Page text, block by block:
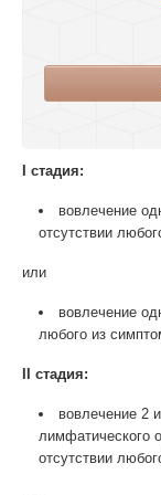
I стадия:
вовлечение
отсутствии
или
вовлечение
любого из
II стадия:
вовлечение 2
лимфатического
отсутствии